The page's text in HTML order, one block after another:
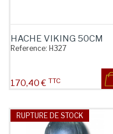
HACHE VIKING 50CM
Reference: H327
Prix
170,40 € TTC
RUPTURE DE STOCK